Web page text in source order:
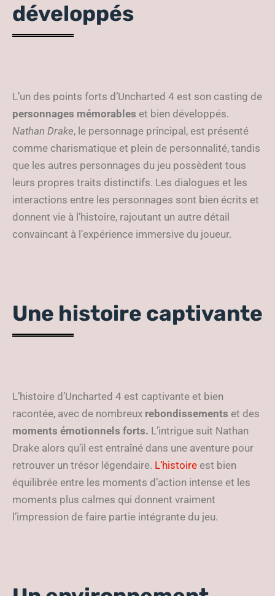
développés
L’un des points forts d’Uncharted 4 est son casting de
personnages mémorables et bien développés.
Nathan Drake, le personnage principal, est présenté
comme charismatique et plein de personnalité, tandis
que les autres personnages du jeu possèdent tous
leurs propres traits distinctifs. Les dialogues et les
interactions entre les personnages sont bien écrits et
donnent vie à l’histoire, rajoutant un autre détail
convaincant à l’expérience immersive du joueur.
Une histoire captivante
L’histoire d’Uncharted 4 est captivante et bien
racontée, avec de nombreux rebondissements et des
moments émotionnels forts. L’intrigue suit Nathan
Drake alors qu’il est entraîné dans une aventure pour
retrouver un trésor légendaire. L’histoire est bien
équilibrée entre les moments d’action intense et les
moments plus calmes qui donnent vraiment
l’impression de faire partie intégrante du jeu.